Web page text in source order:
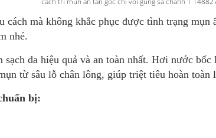
cách mà không khắc phục được tình trạng
nhé.
da hiệu quả và an toàn nhất. Hơi nước
từ sâu lỗ chân lông, giúp triệt tiêu hoàn
bị: